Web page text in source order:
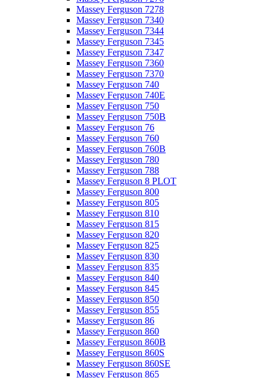
Massey Ferguson 7278
Massey Ferguson 7340
Massey Ferguson 7344
Massey Ferguson 7345
Massey Ferguson 7347
Massey Ferguson 7360
Massey Ferguson 7370
Massey Ferguson 740
Massey Ferguson 740E
Massey Ferguson 750
Massey Ferguson 750B
Massey Ferguson 76
Massey Ferguson 760
Massey Ferguson 760B
Massey Ferguson 780
Massey Ferguson 788
Massey Ferguson 8 PLOT
Massey Ferguson 800
Massey Ferguson 805
Massey Ferguson 810
Massey Ferguson 815
Massey Ferguson 820
Massey Ferguson 825
Massey Ferguson 830
Massey Ferguson 835
Massey Ferguson 840
Massey Ferguson 845
Massey Ferguson 850
Massey Ferguson 855
Massey Ferguson 86
Massey Ferguson 860
Massey Ferguson 860B
Massey Ferguson 860S
Massey Ferguson 860SE
Massey Ferguson 865